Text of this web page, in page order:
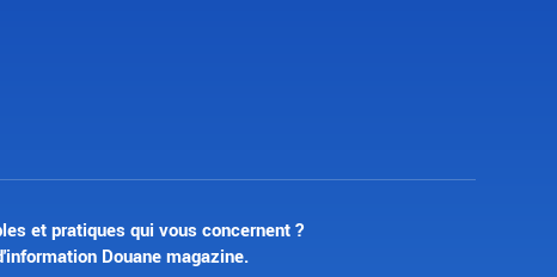
et pratiques qui vous concernent ?
Douane magazine.